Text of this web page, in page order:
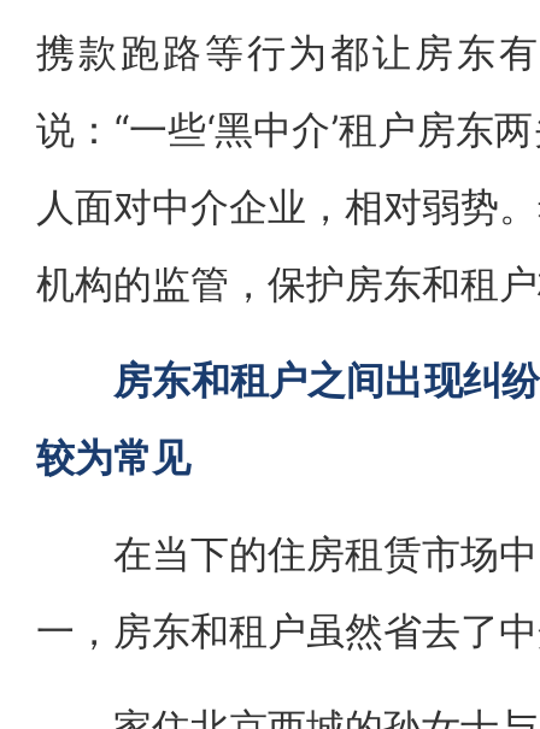
携款跑路等行为都让房东
说：“一些‘黑中介’租户房东
人面对中介企业，相对弱势
机构的监管，保护房东和租
房东和租户之间出现纠
较为常见
在当下的住房租赁市场中
一，房东和租户虽然省去了